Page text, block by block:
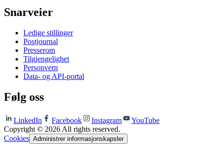
Snarveier
Ledige stillinger
Postjournal
Presserom
Tilgjengelighet
Personvern
Data- og API-portal
Følg oss
LinkedIn Facebook Instagram
YouTube
Copyright © 2026 All rights reserved.
Cookies Administrer informasjonskapsler